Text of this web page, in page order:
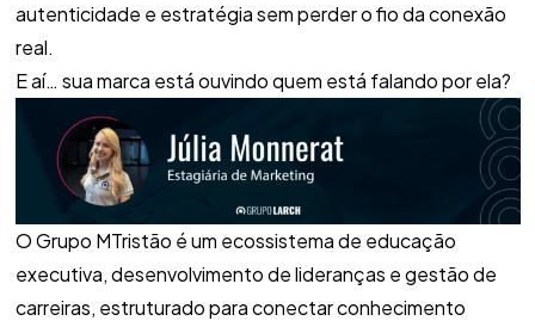
autenticidade e estratégia sem perder o fio da conexão
real.
E aí… sua marca está ouvindo quem está falando por ela?
O Grupo MTristão é um ecossistema de educação
executiva, desenvolvimento de lideranças e gestão de
carreiras, estruturado para conectar conhecimento